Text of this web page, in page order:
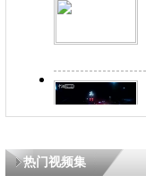
热门视频集